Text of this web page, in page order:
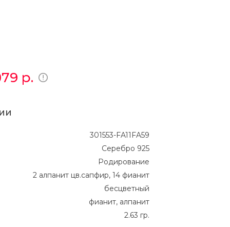
р.
301553-FA11FA59
Серебро 925
Родирование
2 алпанит цв.сапфир, 14 фианит
бесцветный
фианит, алпанит
2.63 гр.